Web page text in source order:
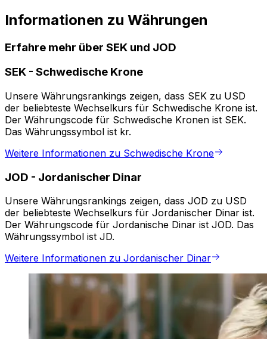
Informationen zu Währungen
Erfahre mehr über SEK und JOD
SEK - Schwedische Krone
Unsere Währungsrankings zeigen, dass SEK zu USD
der beliebteste Wechselkurs für Schwedische Krone ist.
Der Währungscode für Schwedische Kronen ist SEK.
Das Währungssymbol ist kr.
Weitere Informationen zu Schwedische Krone
JOD - Jordanischer Dinar
Unsere Währungsrankings zeigen, dass JOD zu USD
der beliebteste Wechselkurs für Jordanischer Dinar ist.
Der Währungscode für Jordanische Dinar ist JOD. Das
Währungssymbol ist JD.
Weitere Informationen zu Jordanischer Dinar